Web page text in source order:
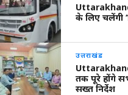
के लिए चलेंगी
उत्तराखंड
तक पूरे होंगे
सख्त निर्देश